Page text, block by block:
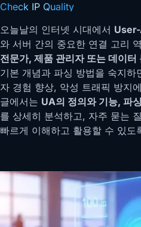
Check IP Quality
오늘날의 인터넷 시대에서
와 서버 간의 중요한 연결 고리
전문가, 제품 관리자 또는 데이터
기본 개념과 파싱 방법을 숙지
자 경험 향상, 악성 트래픽 방지
글에서는 UA의 정의와 기능, 파
를 상세히 분석하고, 자주 묻는
빠르게 이해하고 활용할 수 있도